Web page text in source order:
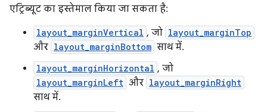
एट्रिब्यूट का इस्तेमाल किया जा सकता है:
layout_marginVertical , जो layout_marginTop
और layout_marginBottom साथ में.
layout_marginHorizontal , जो
layout_marginLeft और layout_marginRight
साथ में.